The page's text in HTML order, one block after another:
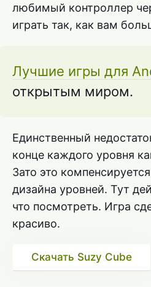
любимый контроллер
играть так, как вам
Лучшие игры для
открытым миром.
Единственный
конце каждого уровня
Зато это
дизайна уровней. Тут
что посмотреть. Игра
красиво.
Скачать Suzy Cube